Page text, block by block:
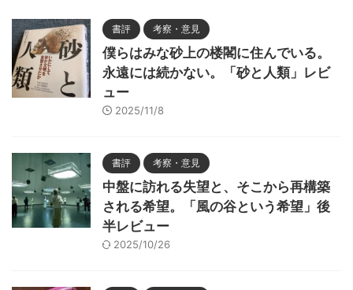
書評 考察・意見
僕らはみな砂上の楼閣に住んでいる。
永遠には続かない。「砂と人類」レビ
ュー
2025/11/8
書評 考察・意見
中盤に訪れる失望と、そこから再構築
される希望。「風の谷という希望」後
半レビュー
2025/10/26